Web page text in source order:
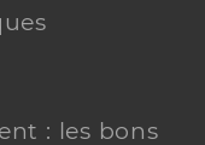
: les bons